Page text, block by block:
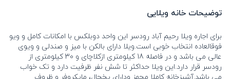
توضیحات خانه ویلایی
برای اجاره ویلا رحیم آباد رودسر این واحد دوبلکس با امکانات کامل و ویو
فوقالعاده انتخاب خوبی است.ویلا دارای بالکن با میز و صندلی و ویوی
عالی می باشد و در فاصله 18 کیلومتری ازکلاچای و 30 کیلومتری از
رودسر قرار دارد.این ویلا حداکثر تا شش نفر ظرفیت دارد و تک خواب